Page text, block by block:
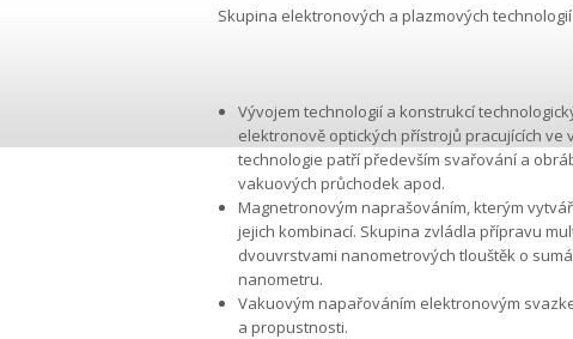
Skupina elektronových a plazmových
Vývojem technologií a konstrukcí
elektronově optických přístrojů pracujících
technologie patří především svařování a
vakuových průchodek apod.
Magnetronovým naprašováním, kterým vytváří
jejich kombinací. Skupina zvládla přípravu
dvouvrstvami nanometrových tlouštěk o
nanometru.
Vakuovým napařováním elektronovým
a propustnosti.